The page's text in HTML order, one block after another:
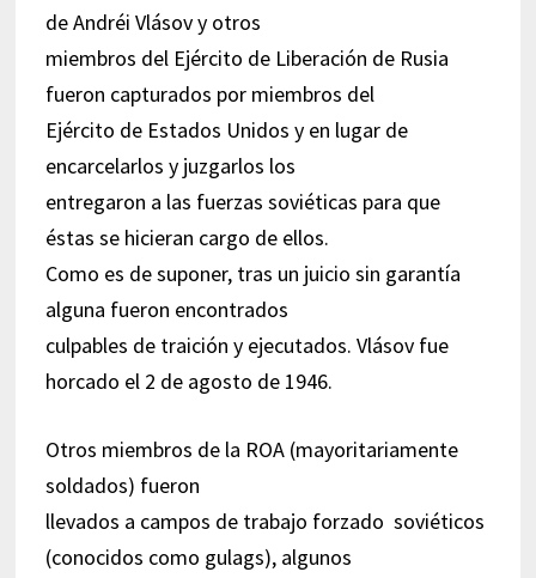
de Andréi Vlásov y otros
miembros del Ejército de Liberación de Rusia
fueron capturados por miembros del
Ejército de Estados Unidos y en lugar de
encarcelarlos y juzgarlos los
entregaron a las fuerzas soviéticas para que
éstas se hicieran cargo de ellos.
Como es de suponer, tras un juicio sin garantía
alguna fueron encontrados
culpables de traición y ejecutados. Vlásov fue
horcado el 2 de agosto de 1946.
Otros miembros de la ROA (mayoritariamente
soldados) fueron
llevados a campos de trabajo forzado soviéticos
(conocidos como gulags), algunos